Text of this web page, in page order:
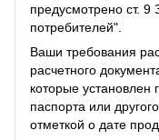
предусмотрено ст.
потребителей".
Ваши требования
расчетного
которые установлен
паспорта или
отметкой о дате